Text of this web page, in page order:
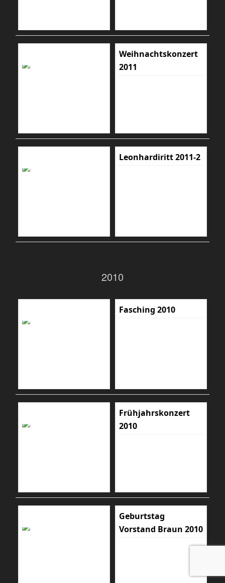
Weihnachtskonzert
2011
Leonhardiritt 2011-2
2010
Fasching 2010
Frühjahrskonzert
2010
Geburtstag
Vorstand Braun 2010